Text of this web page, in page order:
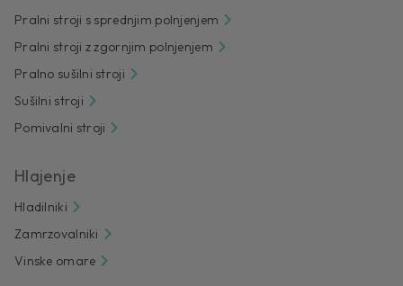
Pralni stroji s sprednjim polnjenjem
Pralni stroji z zgornjim polnjenjem
Pralno sušilni stroji
Sušilni stroji
Pomivalni stroji
Hlajenje
Hladilniki
Zamrzovalniki
Vinske omare